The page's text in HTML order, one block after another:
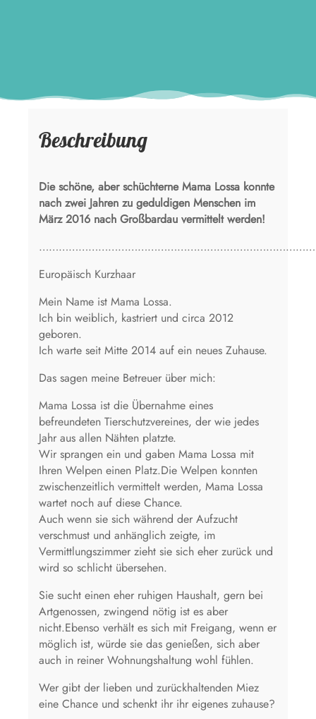
Beschreibung
Die schöne, aber schüchterne Mama Lossa konnte
nach zwei Jahren zu geduldigen Menschen im
März 2016 nach Großbardau vermittelt werden!
Europäisch Kurzhaar
Mein Name ist Mama Lossa.
Ich bin weiblich, kastriert und circa 2012
geboren.
Ich warte seit Mitte 2014 auf ein neues Zuhause.
Das sagen meine Betreuer über mich:
Mama Lossa ist die Übernahme eines
befreundeten Tierschutzvereines, der wie jedes
Jahr aus allen Nähten platzte.
Wir sprangen ein und gaben Mama Lossa mit
Ihren Welpen einen Platz.Die Welpen konnten
zwischenzeitlich vermittelt werden, Mama Lossa
wartet noch auf diese Chance.
Auch wenn sie sich während der Aufzucht
verschmust und anhänglich zeigte, im
Vermittlungszimmer zieht sie sich eher zurück und
wird so schlicht übersehen.
Sie sucht einen eher ruhigen Haushalt, gern bei
Artgenossen, zwingend nötig ist es aber
nicht.Ebenso verhält es sich mit Freigang, wenn er
möglich ist, würde sie das genießen, sich aber
auch in reiner Wohnungshaltung wohl fühlen.
Wer gibt der lieben und zurückhaltenden Miez
eine Chance und schenkt ihr ihr eigenes zuhause?